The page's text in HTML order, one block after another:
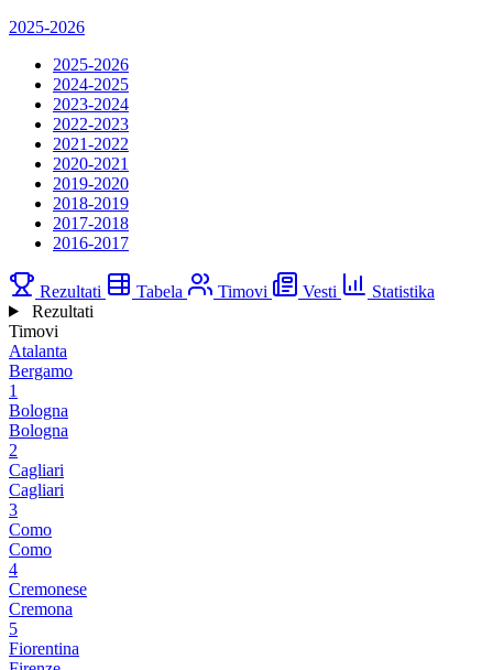
2025-2026
2025-2026
2024-2025
2023-2024
2022-2023
2021-2022
2020-2021
2019-2020
2018-2019
2017-2018
2016-2017
Rezultati Tabela Timovi Vesti
Statistika
Rezultati
Timovi
Atalanta
Bergamo
1
Bologna
Bologna
2
Cagliari
Cagliari
3
Como
Como
4
Cremonese
Cremona
5
Fiorentina